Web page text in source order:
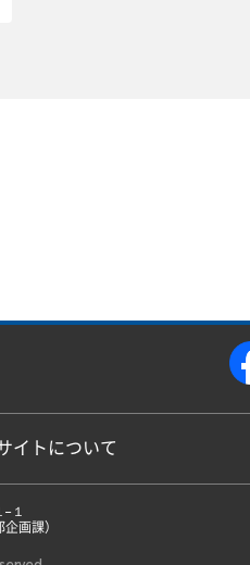
イトについて
画課）